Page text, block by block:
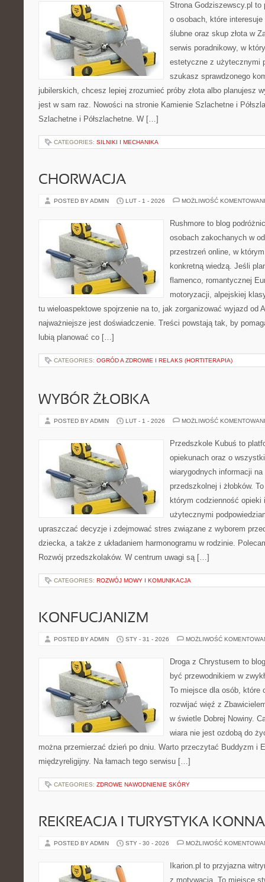
Strona Godziszewscy.pl to
o osobach, które
ślubne oraz skup złota w
serwis poradnikowy, w
estetyczne z użytecznymi
szukasz sprawdzonego
jubilerskich, chcesz lepiej zrozumieć próby złota albo planujesz
jest w sam raz. Nowości na stronie Kamienie Szlachetne i
Szlachetne i Półszlachetne. W […]
CATEGORIES: SILNIKI I MECHANIKA
CHORWACJA
POSTED BY ADMIN LUT - 1 - 2026 MOŻLIWOŚĆ
Rushmore to blog
osobach zakochanych w
przestrzeń online, w
konkretną wiedzą. Jeśli
flamenco, romantycznej
motoryzacji, alpejskiej
tu wieloaspektowe spojrzenie na to, jak zorganizować wyjazd od
najważniejsze jest doświadczenie. Treści powstają tak, by
lubią planować co […]
CATEGORIES: OGRÓD A ZDROWIE I RELAKS (HORTITERAPIA)
WYBÓR ŻŁOBKA
POSTED BY ADMIN LUT - 1 - 2026 MOŻLIWOŚĆ
Przedszkole Kubuś to
opiekunach oraz o
wiarygodnych informacji
przedszkolnej i żłobków.
którym codzienność
użytecznymi
upraszczać decyzje i zdejmować stres związane z wyborem
dziecka, a także z układaniem harmonogramu w rodzinie.
Rozwój przedszkolaków. W centrum uwagi są […]
CATEGORIES: ROZWÓJ MOWY I KOMUNIKACJA
KONFUCJANIZM
POSTED BY ADMIN STY - 31 - 2026 MOŻLIWOŚĆ
Droga z Chrystusem to
być przewodnikiem w
To miejsce dla osób, które
rozwijać więź z
w świetle Dobrej Nowiny.
wiara nie jest ozdobą do
można przemierzać dzień po dniu. Warto przeczytać Buddyzm i
międzyreligijny. Na łamach tego serwisu […]
CATEGORIES: ZDROWE NAWODNIENIE SKÓRY
REKREACJA I TURYSTYKA KONNA
POSTED BY ADMIN STY - 30 - 2026 MOŻLIWOŚĆ
Ikarion.pl to przyjazna
z motywacją. To miejsce